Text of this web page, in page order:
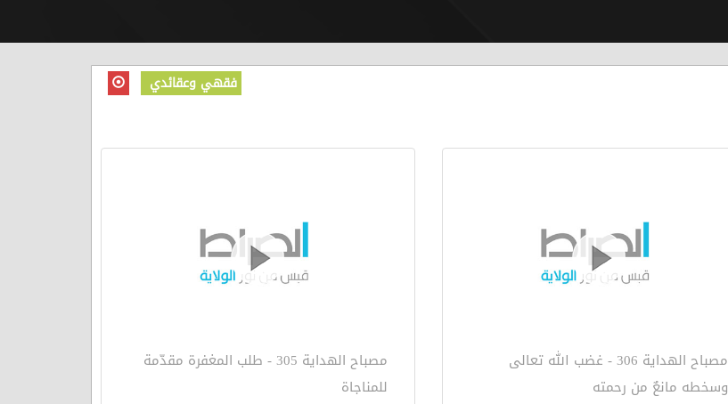
فقهي وعقائدي
مصباح الهداية 306 - غضب الله تعالى
وسخطه مانعٌ من رحمته
مصباح الهداية 305 - طلب المغفرة مقدّمة
للمناجاة